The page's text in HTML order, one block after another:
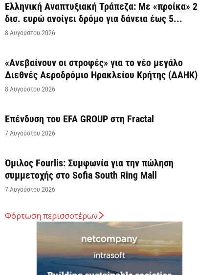
Ελληνική Αναπτυξιακή Τράπεζα: Με «προίκα» 2
δισ. ευρώ ανοίγει δρόμο για δάνεια έως 5...
8 Αυγούστου 2026
«Ανεβαίνουν οι στροφές» για το νέο μεγάλο
Διεθνές Αεροδρόμιο Ηρακλείου Κρήτης (ΔΑΗΚ)
8 Αυγούστου 2026
Επένδυση του EFA GROUP στη Fractal
7 Αυγούστου 2026
Όμιλος Fourlis: Συμφωνία για την πώληση
συμμετοχής στο Sofia South Ring Mall
7 Αυγούστου 2026
Σταύρος Καλαφάτης: «Έχουμε δημιουργήσει 20.000
νέες θέσεις εργασίας υψηλής εξειδίκευσης τα
τελευταία επτά χρόνια...
7 Αυγούστου 2026
Φόρτωση περισσοτέρων